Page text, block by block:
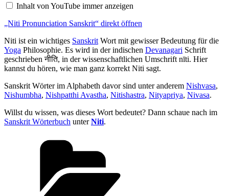
YouTube
Inhalt von YouTube immer anzeigen
„Niti Pronunciation Sanskrit“ direkt öffnen
Niti ist ein wichtiges Sanskrit Wort mit gewisser Bedeutung für die
Yoga Philosophie. Es wird in der indischen Devanagari Schrift
geschrieben नीति, in der wissenschaftlichen Umschrift nīti. Hier
kannst du hören, wie man ganz korrekt Niti sagt.
Sanskrit Wörter im Alphabeth davor sind unter anderem Nishvasa,
Nishumbha, Nishpatthi Avastha, Nitishastra, Nityapriya, Nivasa.
Willst du wissen, was dieses Wort bedeutet? Dann schaue nach im
Sanskrit Wörterbuch unterNiti.